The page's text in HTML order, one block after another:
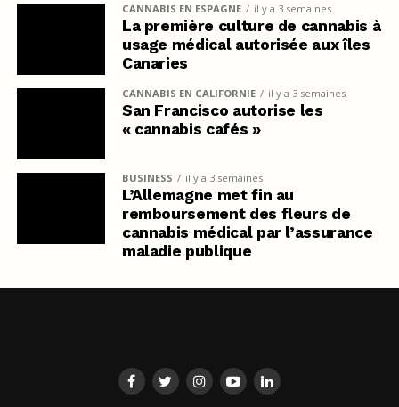
CANNABIS EN ESPAGNE il y a 3 semaines
La première culture de cannabis à
usage médical autorisée aux îles
Canaries
CANNABIS EN CALIFORNIE il y a 3 semaines
San Francisco autorise les
« cannabis cafés »
BUSINESS il y a 3 semaines
L’Allemagne met fin au
remboursement des fleurs de
cannabis médical par l’assurance
maladie publique